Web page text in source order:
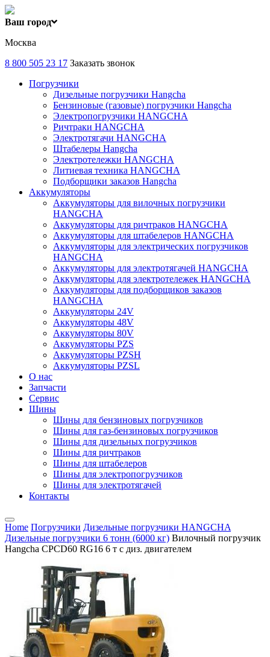
Ваш город
Москва
8 800 505 23 17 Заказать звонок
Погрузчики
Дизельные погрузчики Hangcha
Бензиновые (газовые) погрузчики Hangcha
Электропогрузчики HANGCHA
Ричтраки HANGCHA
Электротягачи HANGCHA
Штабелеры Hangcha
Электротележки HANGCHA
Литиевая техника HANGCHA
Подборщики заказов Hangcha
Аккумуляторы
Аккумуляторы для вилочных погрузчики
HANGCHA
Аккумуляторы для ричтраков HANGCHA
Аккумуляторы для штабелеров HANGCHA
Аккумуляторы для электрических погрузчиков
HANGCHA
Аккумуляторы для электротягачей HANGCHA
Аккумуляторы для электротележек HANGCHA
Аккумуляторы для подборщиков заказов
HANGCHA
Аккумуляторы 24V
Аккумуляторы 48V
Аккумуляторы 80V
Аккумуляторы PZS
Аккумуляторы PZSH
Аккумуляторы PZSL
О нас
Запчасти
Сервис
Шины
Шины для бензиновых погрузчиков
Шины для газ-бензиновых погрузчиков
Шины для дизельных погрузчиков
Шины для ричтраков
Шины для штабелеров
Шины для электропогрузчиков
Шины для электротягачей
Контакты
Home Погрузчики Дизельные погрузчики HANGCHA
Дизельные погрузчики 6 тонн (6000 кг) Вилочный погрузчик
Hangcha CPCD60 RG16 6 т с диз. двигателем